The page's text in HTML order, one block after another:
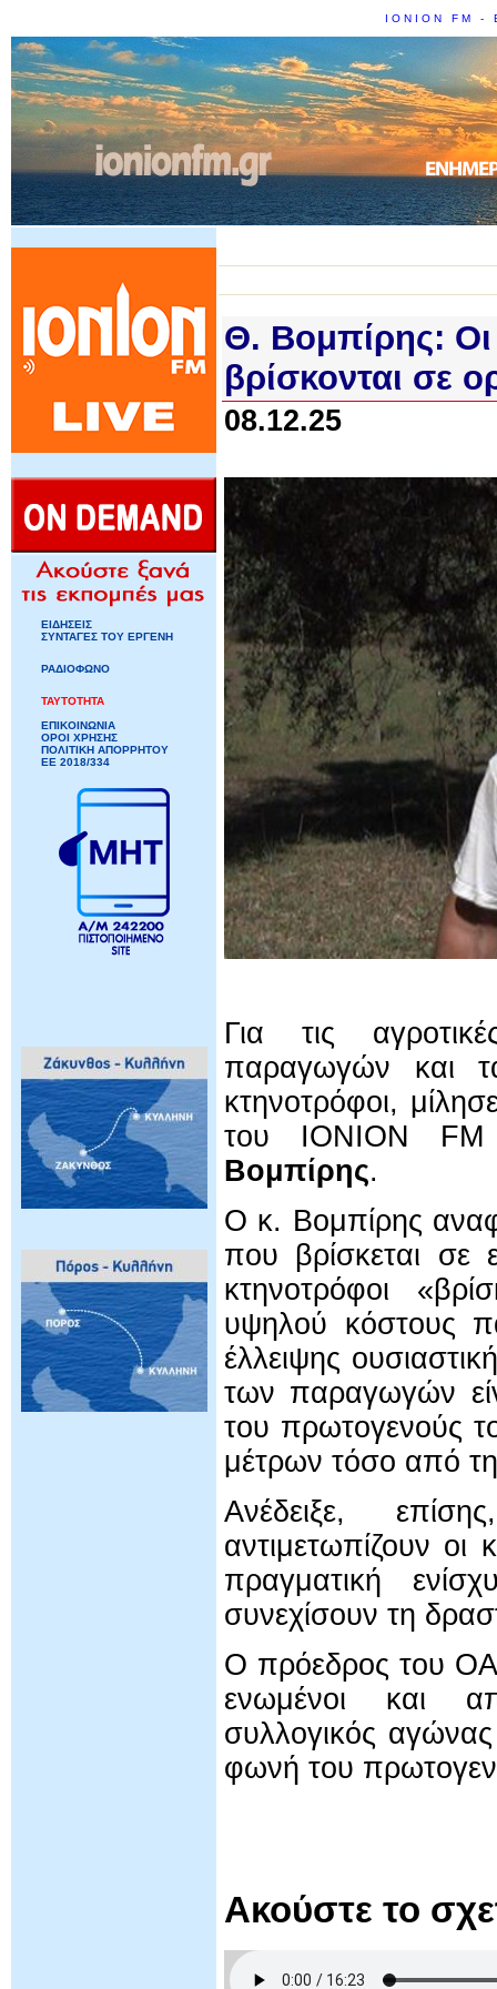
IONION FM -
ΕΙΔΗΣΕΙΣ
ΣΥΝΤΑΓΕΣ ΤΟΥ ΕΡΓΕΝΗ
ΡΑΔΙΟΦΩΝΟ
ΤΑΥΤΟΤΗΤΑ
ΕΠΙΚΟΙΝΩΝΙΑ
ΟΡΟΙ ΧΡΗΣΗΣ
ΠΟΛΙΤΙΚΗ ΑΠΟΡΡΗΤΟΥ
ΕΕ 2018/334
Θ. Βομπίρης: Oι
βρίσκονται σε
08.12.25
Για τις
παραγωγών και
κτηνοτρόφοι,
του IONION
Βομπίρης.
Ο κ. Βομπίρης
που βρίσκεται σε
κτηνοτρόφοι
υψηλού κόστους
έλλειψης
των παραγωγών
του πρωτογενούς
μέτρων τόσο από
Ανέδειξε,
αντιμετωπίζουν οι
πραγματική
συνεχίσουν τη
Ο πρόεδρος του
ενωμένοι και
συλλογικός
φωνή του
Ακούστε το